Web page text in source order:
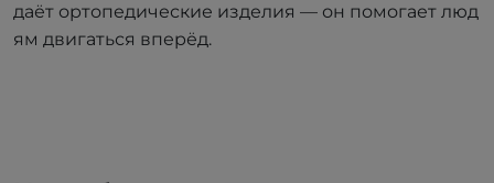
даёт ортопедические изделия — он помогает люд
ям двигаться вперёд.